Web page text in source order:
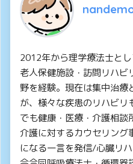
2012年から理学療法士と
老人保健施設・訪問リハ
野を経験。現在は集中治療
が、様々な疾患のリハビ
でも健康・医療・介護相談
介護に対するカウセリン
になる一言を発信/心臓リ